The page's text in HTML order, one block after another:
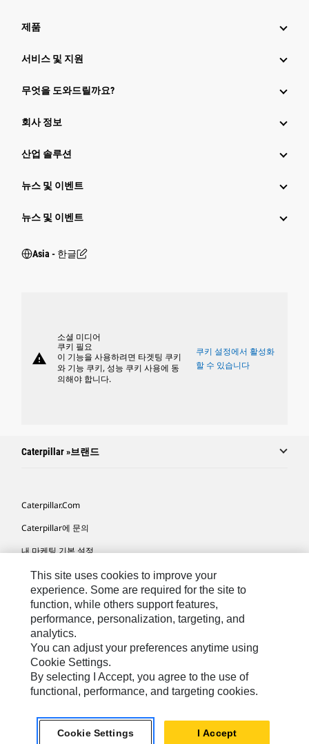
제품
서비스 및 지원
무엇을 도와드릴까요?
회사 정보
산업 솔루션
뉴스 및 이벤트
뉴스 및 이벤트
Asia - 한글
warning
소셜 미디어
쿠키 필요
이 기능을 사용하려면 타겟팅 쿠키
와 기능 쿠키, 성능 쿠키 사용에 동
의해야 합니다.
쿠키 설정에서 활성화
할 수 있습니다
Caterpillar »브랜드
Caterpillar.com
Caterpillar에 문의
내 마케팅 기본 설정
사이트 맵
Cookie Settings
법적 고지
개인정보취급방침
위치정보 이용약관
KR - Korean© 2026 Caterpillar. 판권 소유
This site uses cookies to improve your
experience. Some are required for the site to
function, while others support features,
performance, personalization, targeting, and
analytics.
You can adjust your preferences anytime using
Cookie Settings.
By selecting I Accept, you agree to the use of
functional, performance, and targeting cookies.
Cookie Settings I Accept